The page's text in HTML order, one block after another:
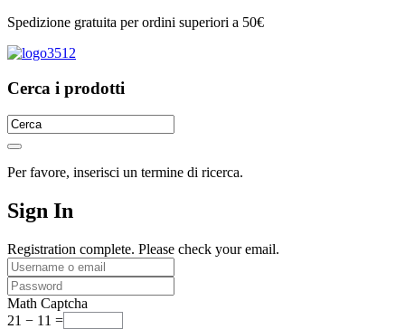
Spedizione gratuita per ordini superiori a 50€
Cerca i prodotti
Per favore, inserisci un termine di ricerca.
Sign In
Registration complete. Please check your email.
Math Captcha
21 − 11 =